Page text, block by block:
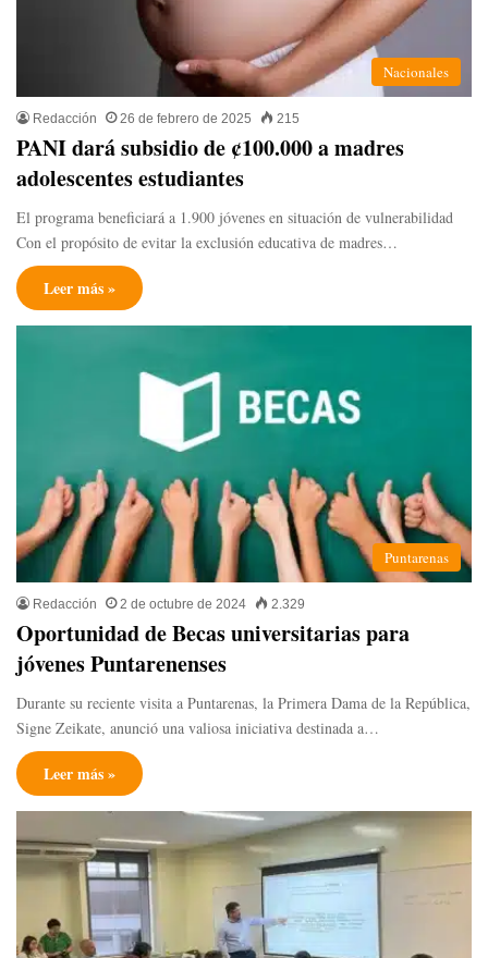
Nacionales
Redacción 26 de febrero de 2025 215
PANI dará subsidio de ¢100.000 a madres
adolescentes estudiantes
El programa beneficiará a 1.900 jóvenes en situación de vulnerabilidad
Con el propósito de evitar la exclusión educativa de madres…
Leer más »
Puntarenas
Redacción 2 de octubre de 2024 2.329
Oportunidad de Becas universitarias para
jóvenes Puntarenenses
Durante su reciente visita a Puntarenas, la Primera Dama de la República,
Signe Zeikate, anunció una valiosa iniciativa destinada a…
Leer más »